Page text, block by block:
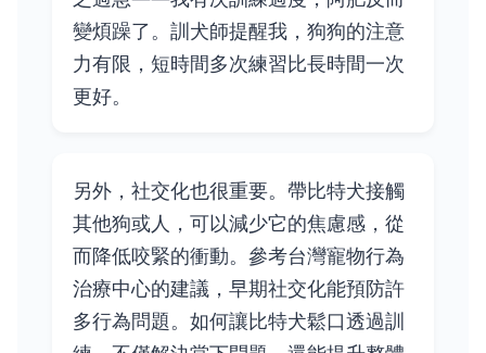
變煩躁了。訓犬師提醒我，狗狗的注意
力有限，短時間多次練習比長時間一次
更好。
另外，社交化也很重要。帶比特犬接觸
其他狗或人，可以減少它的焦慮感，從
而降低咬緊的衝動。參考台灣寵物行為
治療中心的建議，早期社交化能預防許
多行為問題。如何讓比特犬鬆口透過訓